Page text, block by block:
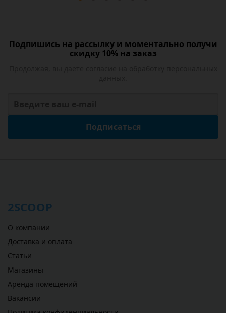
Подпишись на рассылку и моментально получи
скидку 10% на заказ
Подписаться
2SCOOP
О компании
Доставка и оплата
Статьи
Магазины
Аренда помещений
Вакансии